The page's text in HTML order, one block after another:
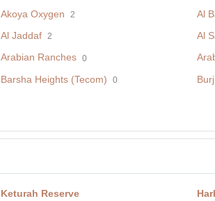
Akoya Oxygen 2 Al
Al Jaddaf 2 Al
Arabian Ranches 0
Barsha Heights (Tecom) 0
Keturah Reserve